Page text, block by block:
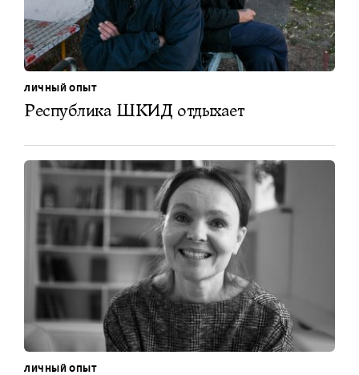
ЛИЧНЫЙ ОПЫТ
Республика ШКИД отдыхает
ЛИЧНЫЙ ОПЫТ